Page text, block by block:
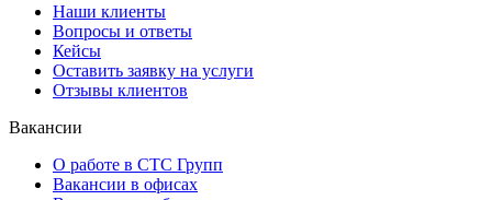
Наши клиенты
Вопросы и ответы
Кейсы
Оставить заявку на услуги
Отзывы клиентов
Вакансии
О работе в СТС Групп
Вакансии в офисах